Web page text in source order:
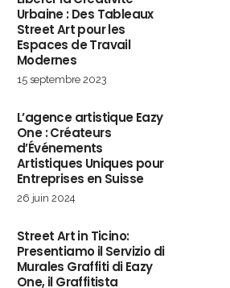
Urbaine : Des Tableaux
Street Art pour les
Espaces de Travail
Modernes
15 septembre 2023
L’agence artistique Eazy
One : Créateurs
d’Événements
Artistiques Uniques pour
Entreprises en Suisse
26 juin 2024
Street Art in Ticino:
Presentiamo il Servizio di
Murales Graffiti di Eazy
One, il Graffitista